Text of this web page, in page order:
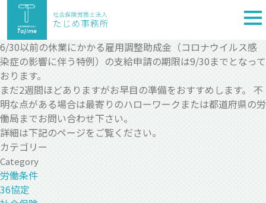
6/30以前の休業にかかる雇用調整助成金（コロナウイルス感
染症の影響に伴う特例）の支給申請の期限は9/30までとなって
おります。
まだ2週間ほどありますがお早目の準備をおすすめします。 不
明な点がある場合は最寄りのハローワークまたは都道府県の労
働局までお問い合わせ下さい。
詳細は下記のページをご覧ください。
カテゴリー
Category
労働条件
36協定